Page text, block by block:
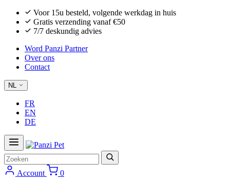
Voor 15u besteld, volgende werkdag in huis
Gratis verzending vanaf €50
7/7 deskundig advies
Word Panzi Partner
Over ons
Contact
NL
FR
EN
DE
Zoeken
Account
0